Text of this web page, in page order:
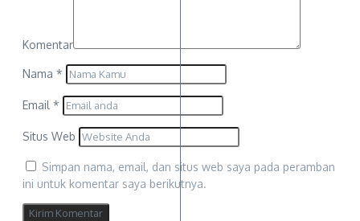
Komentar
Nama *
Email *
Situs Web
Simpan nama, email, dan situs web saya pada peramban
ini untuk komentar saya berikutnya.